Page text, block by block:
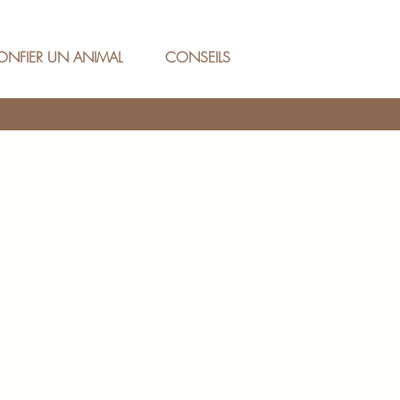
UN ANIMAL CONSEILS